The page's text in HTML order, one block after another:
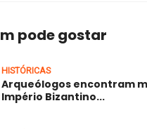
pode gostar
HISTÓRICAS
Arqueólogos encontram
Império Bizantino...